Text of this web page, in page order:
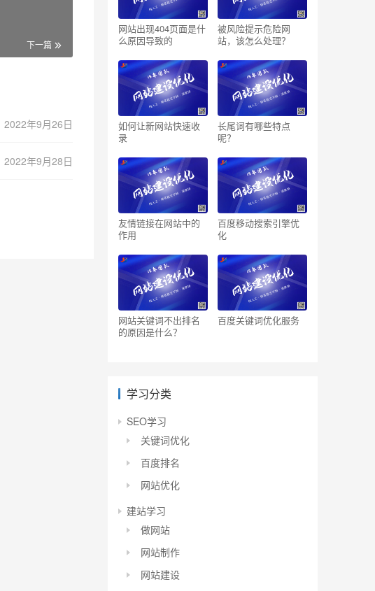
下一篇
2022年9月26日
2022年9月28日
网站出现404页面是什
么原因导致的
被风险提示危险网
站，该怎么处理？
如何让新网站快速收
录
长尾词有哪些特点
呢？
友情链接在网站中的
作用
百度移动搜索引擎优
化
网站关键词不出排名
的原因是什么？
百度关键词优化服务
学习分类
SEO学习
关键词优化
百度排名
网站优化
建站学习
做网站
网站制作
网站建设